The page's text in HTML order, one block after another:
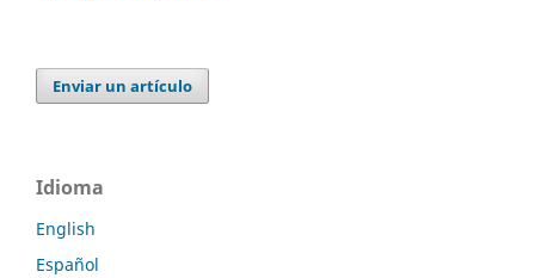
Enviar un artículo
Idioma
English
Español